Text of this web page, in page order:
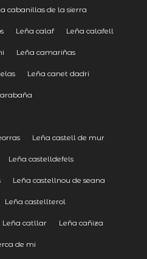
cabanillas de la sierra
Leña calaf Leña calafell
Leña camariñas
Leña canet dadri
Leña castell de mur
Leña castelldefels
Leña castellnou de seana
Leña castellterol
Leña catllar Leña cañiza
de mi